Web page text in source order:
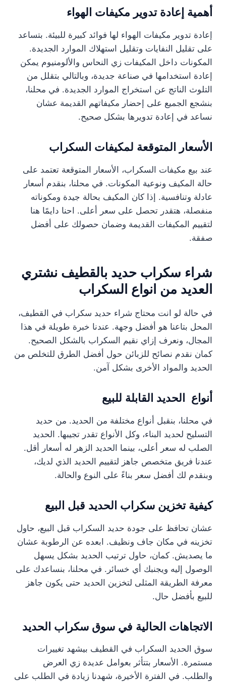
أهمية إعادة تدوير مكيفات الهواء
إعادة تدوير مكيفات الهواء لها فوائد كبيرة للبيئة. بتساعد
على تقليل النفايات وتقليل استهلاك الموارد الجديدة.
المكونات داخل المكيفات زي النحاس والألومنيوم يمكن
إعادة استخدامها في صناعة جديدة، وبالتالي بتقلل من
التلوث الناتج عن استخراج الموارد الجديدة. في محلنا،
بنشجع الجميع على إحضار مكيفاتهم القديمة عشان
نساعد في إعادة تدويرها بشكل صحيح.
الأسعار المتوقعة لمكيفات السكراب
عند بيع مكيفات السكراب، الأسعار المتوقعة تعتمد على
حالة المكيف ونوعية المكونات. في محلنا، بنقدم أسعار
عادلة وتنافسية. إذا كان المكيف بحالة جيدة ومكوناته
منفصلة، هتقدر تحصل على سعر أعلى. احنا دايمًا هنا
لتقييم المكيفات القديمة وضمان حصولك على أفضل
صفقة.
شراء سكراب حديد بالقطيف نشتري
العديد من انواع السكراب
في حالة لو انت محتاج شراء حديد سكراب في القطيف،
المحل بتاعنا هو أفضل وجهة. عندنا خبرة طويلة في هذا
المجال، ونعرف إزاي نقيم السكراب بالشكل الصحيح.
كمان نقدم نصائح للزبائن حول أفضل الطرق للتخلص من
الحديد والمواد الأخرى بشكل آمن.
أنواع الحديد القابلة للبيع
في محلنا، بنقبل أنواع مختلفة من الحديد. من حديد
التسليح لحديد البناء، وكل الأنواع تقدر تجيبها. الحديد
الصلب له سعر أعلى، بينما الحديد الزهر له أسعار أقل.
عندنا فريق متخصص جاهز لتقييم الحديد الذي لديك،
وبنقدم لك أفضل سعر بناءً على النوع والحالة.
كيفية تخزين سكراب الحديد قبل البيع
عشان تحافظ على جودة حديد السكراب قبل البيع، حاول
تخزينه في مكان جاف ونظيف. ابعده عن الرطوبة عشان
ما يصديش. كمان، حاول ترتيب الحديد بشكل يسهل
الوصول إليه ويجنبك أي خسائر. في محلنا، بنساعدك على
معرفة الطريقة المثلى لتخزين الحديد حتى يكون جاهز
للبيع بأفضل حال.
الاتجاهات الحالية في سوق سكراب الحديد
سوق الحديد السكراب في القطيف بيشهد تغييرات
مستمرة. الأسعار بتتأثر بعوامل عديدة زي العرض
والطلب. في الفترة الأخيرة، شهدنا زيادة في الطلب على